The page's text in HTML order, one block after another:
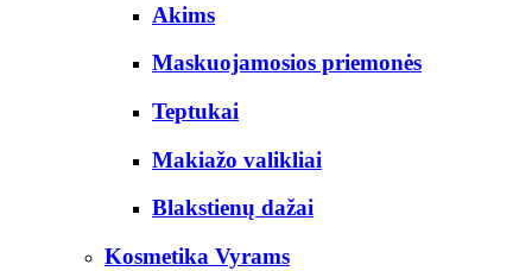
Akims
Maskuojamosios priemonės
Teptukai
Makiažo valikliai
Blakstienų dažai
Kosmetika Vyrams